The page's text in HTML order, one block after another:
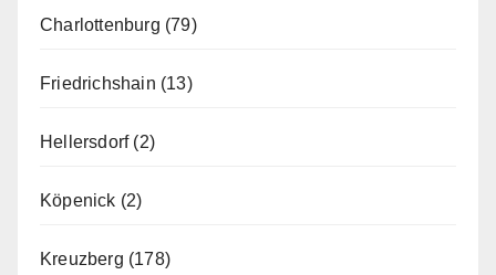
Charlottenburg (79)
Friedrichshain (13)
Hellersdorf(2)
Köpenick (2)
Kreuzberg (178)